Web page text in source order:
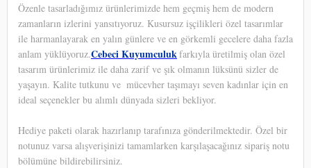
Özenle tasarladığımız ürünlerimizde hem geçmiş hem de modern
zamanların izlerini yansıtıyoruz. Kusursuz işçilikleri özel tasarımlar
ile harmanlayarak en yalın günlere ve en görkemli gecelere daha fazla
anlam yüklüyoruz.Cebeci Kuyumculukfarkıyla üretilmiş olan özel
tasarım ürünlerimiz ile daha zarif ve şık olmanın lüksünü sizler de
yaşayın. Kalite tutkunu ve mücevher taşımayı seven kadınlar için en
ideal seçenekler bu alımlı dünyada sizleri bekliyor.
Hediye paketi olarak hazırlanıp tarafınıza gönderilmektedir. Özel bir
notunuz varsa alışverişinizi tamamlarken karşılaşacağınız sipariş notu
bölümüne bildirebilirsiniz.